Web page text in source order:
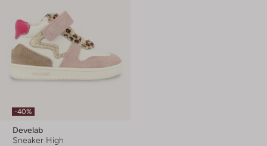
-40%
Develab
Sneaker High